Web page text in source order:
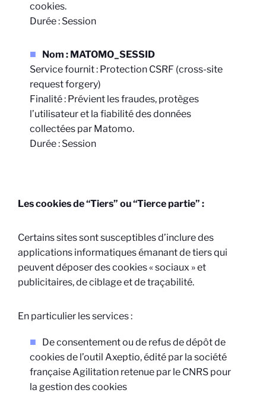
cookies.
Durée : Session
Nom : MATOMO_SESSID
Service fournit : Protection CSRF (cross-site
request forgery)
Finalité : Prévient les fraudes, protèges
l’utilisateur et la fiabilité des données
collectées par Matomo.
Durée : Session
Les cookies de “Tiers” ou “Tierce partie” :
Certains sites sont susceptibles d’inclure des
applications informatiques émanant de tiers qui
peuvent déposer des cookies « sociaux » et
publicitaires, de ciblage et de traçabilité.
En particulier les services :
De consentement ou de refus de dépôt de
cookies de l’outil Axeptio, édité par la société
française Agilitation retenue par le CNRS pour
la gestion des cookies